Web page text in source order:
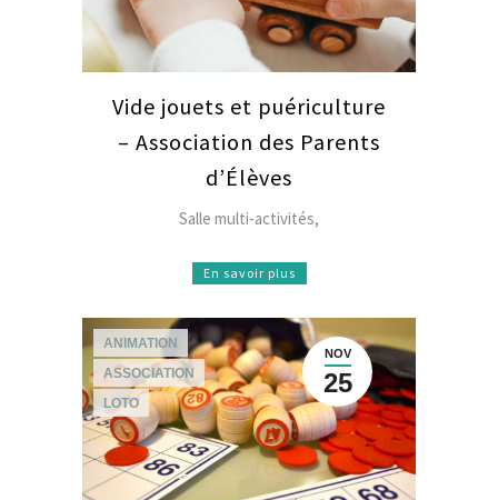
Vide jouets et puériculture
– Association des Parents
d’Élèves
Salle multi-activités,
En savoir plus
NOV
25
ANIMATION
ASSOCIATION
LOTO